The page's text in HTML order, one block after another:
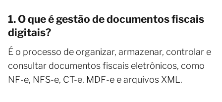
1. O que é gestão de documentos fiscais
digitais?
É o processo de organizar, armazenar, controlar e
consultar documentos fiscais eletrônicos, como
NF-e, NFS-e, CT-e, MDF-e e arquivos XML.